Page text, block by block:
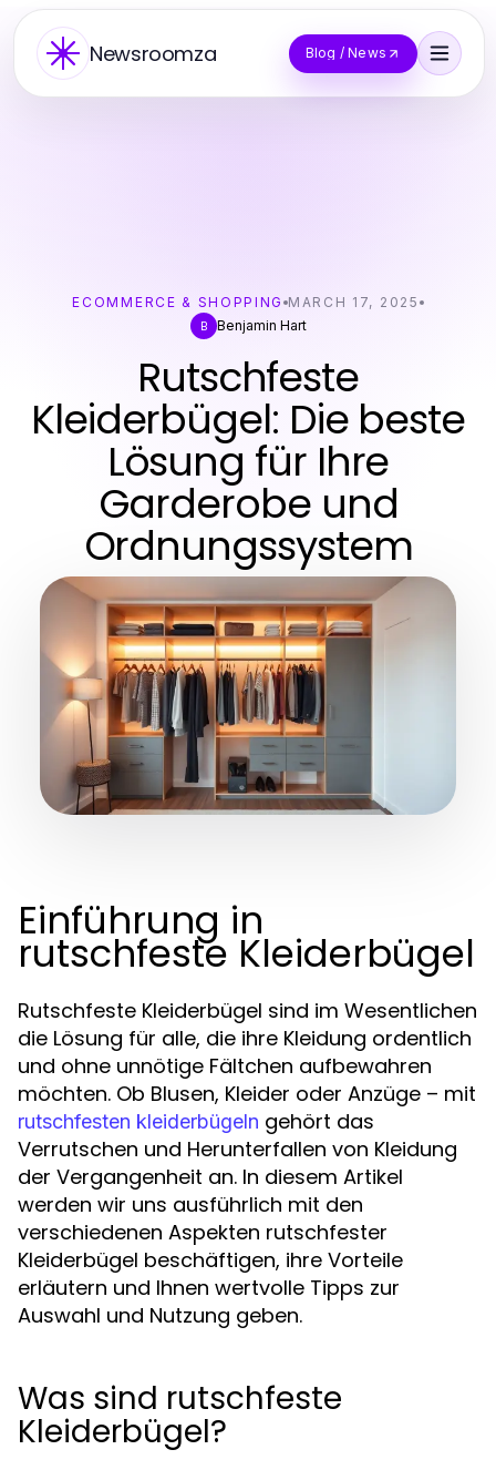
Newsroomza Blog / News
ECOMMERCE & SHOPPING MARCH 17, 2025
B Benjamin Hart
Rutschfeste
Kleiderbügel: Die beste
Lösung für Ihre
Garderobe und
Ordnungssystem
Einführung in
rutschfeste Kleiderbügel
Rutschfeste Kleiderbügel sind im Wesentlichen
die Lösung für alle, die ihre Kleidung ordentlich
und ohne unnötige Fältchen aufbewahren
möchten. Ob Blusen, Kleider oder Anzüge – mit
rutschfesten kleiderbügeln gehört das
Verrutschen und Herunterfallen von Kleidung
der Vergangenheit an. In diesem Artikel
werden wir uns ausführlich mit den
verschiedenen Aspekten rutschfester
Kleiderbügel beschäftigen, ihre Vorteile
erläutern und Ihnen wertvolle Tipps zur
Auswahl und Nutzung geben.
Was sind rutschfeste
Kleiderbügel?